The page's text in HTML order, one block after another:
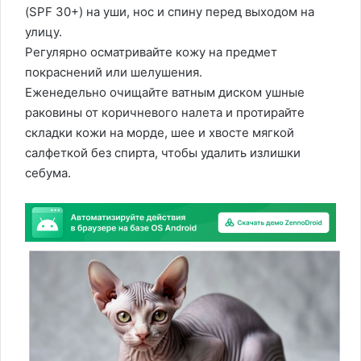
(SPF 30+) на уши, нос и спину перед выходом на
улицу.
Регулярно осматривайте кожу на предмет
покраснений или шелушения.
Еженедельно очищайте ватным диском ушные
раковины от коричневого налета и протирайте
складки кожи на морде, шее и хвосте мягкой
салфеткой без спирта, чтобы удалить излишки
себума.